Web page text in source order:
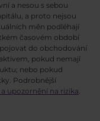
a nesou s sebou
a proto nejsou
měn podléhají
časovém období
do obchodování
pokud nemají
nebo pokud
Podrobnější
upozornění na rizika.